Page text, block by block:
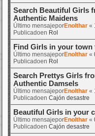
Search Beautiful Girls
Authentic Maidens
Último mensajeporEnolthar «
Publicadoen Rol
Find Girls in your
Último mensajeporEnolthar «
Publicadoen Rol
Search Prettys Girls
Authentic Damsels
Último mensajeporEnolthar «
Publicadoen Cajón desastre
Beautiful Girls in your
Último mensajeporEnolthar «
Publicadoen Cajón desastre